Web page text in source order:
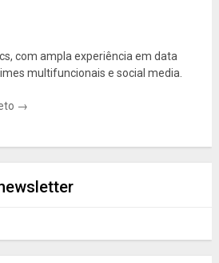
com ampla experiência em data
multifuncionais e social media.
→